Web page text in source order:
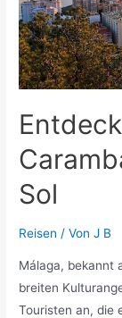
Sol
Reisen / VonJ B
Málaga, bekannt
breiten
Touristen an, die